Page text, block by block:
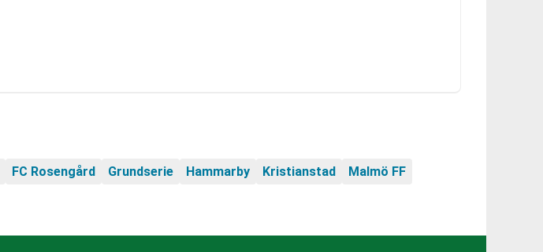
FC Rosengård Grundserie Hammarby Kristianstad
Malmö FF